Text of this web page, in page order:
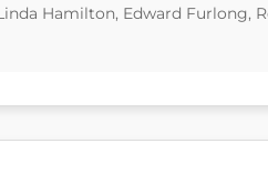
Hamilton, Edward Furlong,